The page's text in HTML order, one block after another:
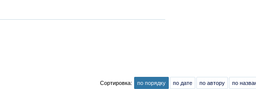
Сортировка: по порядку по дате по автору по